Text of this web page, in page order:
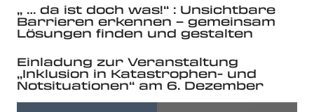
„ … da ist doch was!“ : Unsichtbare
Barrieren erkennen – gemeinsam
Lösungen finden und gestalten
Einladung zur Veranstaltung
„Inklusion in Katastrophen- und
Notsituationen“ am 6. Dezember